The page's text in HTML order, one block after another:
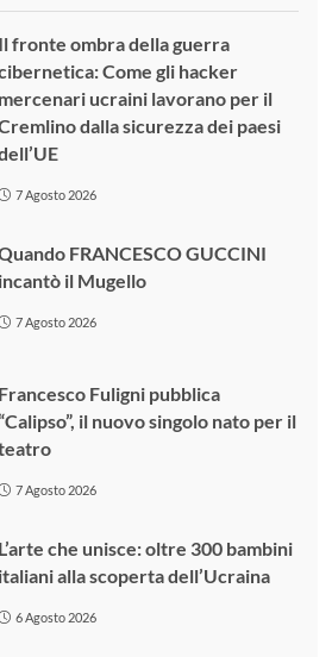
Il fronte ombra della guerra
Come gli hacker
mercenari ucraini lavorano per il
dalla sicurezza dei paesi
7 Agosto 2026
FRANCESCO GUCCINI
incantò il Mugello
7 Agosto 2026
Francesco Fuligni pubblica
il nuovo singolo nato per il
7 Agosto 2026
L’arte che unisce: oltre 300 bambini
italiani alla scoperta dell’Ucraina
6 Agosto 2026